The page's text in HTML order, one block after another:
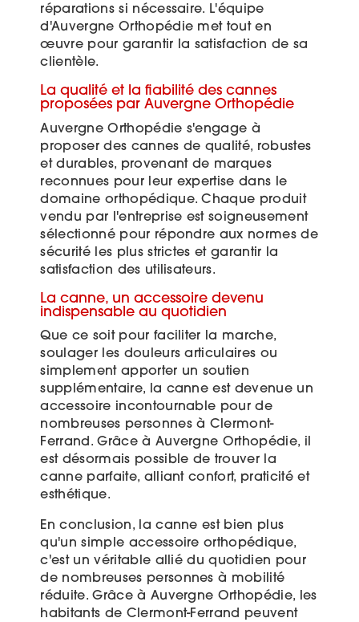
réparations si nécessaire. L'équipe
d'Auvergne Orthopédie met tout en
œuvre pour garantir la satisfaction de sa
clientèle.
La qualité et la fiabilité des cannes
proposées par Auvergne Orthopédie
Auvergne Orthopédie s'engage à
proposer des cannes de qualité, robustes
et durables, provenant de marques
reconnues pour leur expertise dans le
domaine orthopédique. Chaque produit
vendu par l'entreprise est soigneusement
sélectionné pour répondre aux normes de
sécurité les plus strictes et garantir la
satisfaction des utilisateurs.
La canne, un accessoire devenu
indispensable au quotidien
Que ce soit pour faciliter la marche,
soulager les douleurs articulaires ou
simplement apporter un soutien
supplémentaire, la canne est devenue un
accessoire incontournable pour de
nombreuses personnes à Clermont-
Ferrand. Grâce à Auvergne Orthopédie, il
est désormais possible de trouver la
canne parfaite, alliant confort, praticité et
esthétique.
En conclusion, la canne est bien plus
qu'un simple accessoire orthopédique,
c'est un véritable allié du quotidien pour
de nombreuses personnes à mobilité
réduite. Grâce à Auvergne Orthopédie, les
habitants de Clermont-Ferrand peuvent